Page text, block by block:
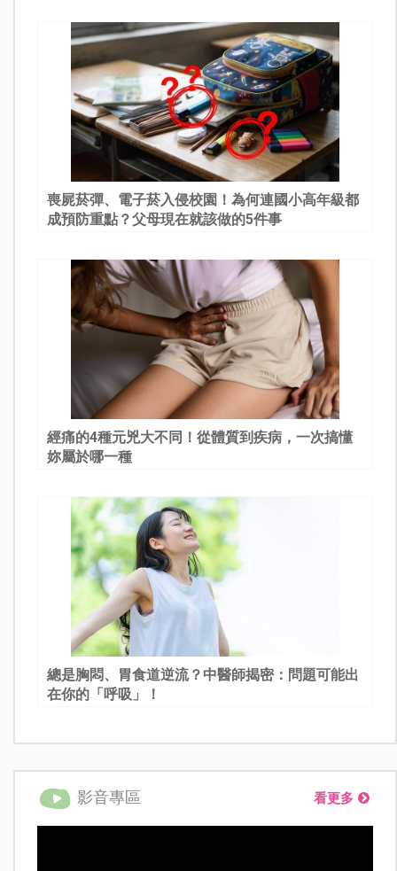
喪屍菸彈、電子菸入侵校園！為何連國小高年級都
成預防重點？父母現在就該做的5件事
經痛的4種元兇大不同！從體質到疾病，一次搞懂
妳屬於哪一種
總是胸悶、胃食道逆流？中醫師揭密：問題可能出
在你的「呼吸」！
影音專區 看更多